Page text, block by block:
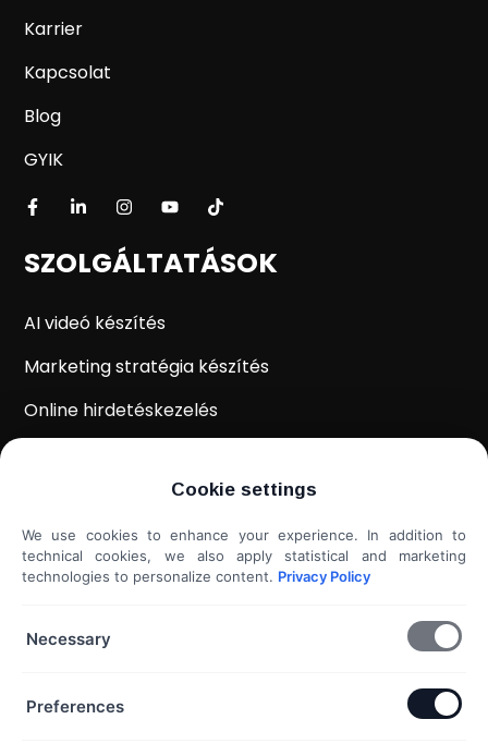
Karrier
Kapcsolat
Blog
GYIK
SZOLGÁLTATÁSOK
AI videó készítés
Marketing stratégia készítés
Online hirdetéskezelés
Weboldal kiértékelés
Shoprenter / Unas webshop készítés
Hideg e-mail megkeresés
További szolgáltatások...
Cookie settings
We use cookies to enhance your experience. In addition to
technical cookies, we also apply statistical and marketing
technologies to personalize content. Privacy Policy
Necessary
Preferences